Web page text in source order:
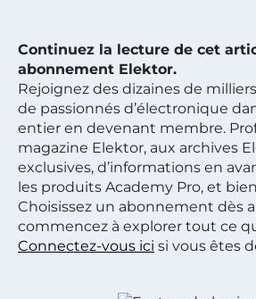
Continuez la lecture de cet
abonnement Elektor.
Rejoignez des dizaines de
de passionnés d’électronique
entier en devenant membre.
magazine Elektor, aux archives
exclusives, d’informations en
les produits Academy Pro, et
Choisissez un abonnement dès
commencez à explorer tout ce
Connectez-vous ici si vous êtes